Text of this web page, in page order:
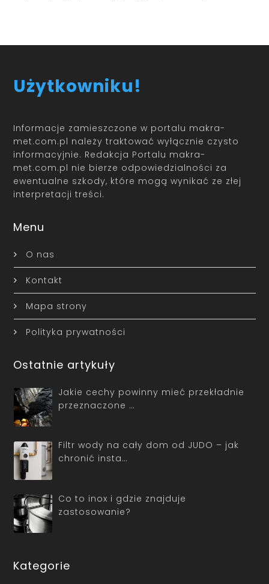
Użytkowniku!
Informacje zamieszczone w portalu makra-
met.com.pl należy traktować wyłącznie czysto
informacyjnie. Redakcja Portalu makra-
met.com.pl nie bierze odpowiedzialności za
ewentualne szkody, które mogą wynikać ze złej
interpretacji treści.
Menu
O nas
Kontakt
Mapa strony
Polityka prywatności
Ostatnie artykuły
Jakie cechy powinny mieć przekładnie
przeznaczone …
Filtr wody na cały dom od JUDO – jak
chronić insta…
Co to inox i gdzie znajduje
zastosowanie?
Kategorie